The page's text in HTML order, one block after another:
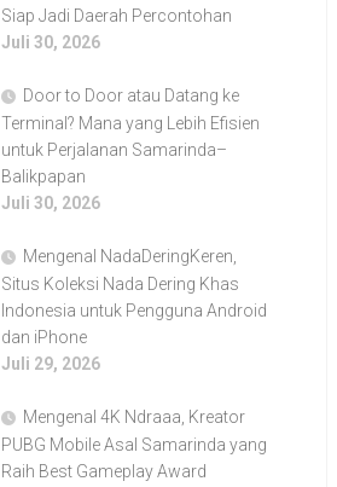
Siap Jadi Daerah Percontohan
Juli 30, 2026
Door to Door atau Datang ke
Terminal? Mana yang Lebih Efisien
untuk Perjalanan Samarinda–
Balikpapan
Juli 30, 2026
Mengenal NadaDeringKeren,
Situs Koleksi Nada Dering Khas
Indonesia untuk Pengguna Android
dan iPhone
Juli 29, 2026
Mengenal 4K Ndraaa, Kreator
PUBG Mobile Asal Samarinda yang
Raih Best Gameplay Award